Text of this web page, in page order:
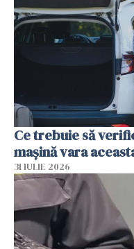
Ce trebuie să
mașină vara
31 IULIE 2026